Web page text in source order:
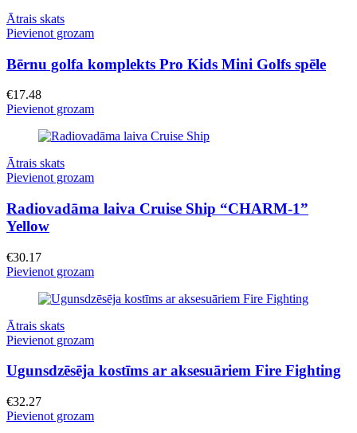
Ātrais skats
Pievienot grozam
Bērnu golfa komplekts Pro Kids Mini Golfs spēle
€17.48
Pievienot grozam
Ātrais skats
Pievienot grozam
Radiovadāma laiva Cruise Ship “CHARM-1”
Yellow
€30.17
Pievienot grozam
Ātrais skats
Pievienot grozam
Ugunsdzēsēja kostīms ar aksesuāriem Fire Fighting
€32.27
Pievienot grozam